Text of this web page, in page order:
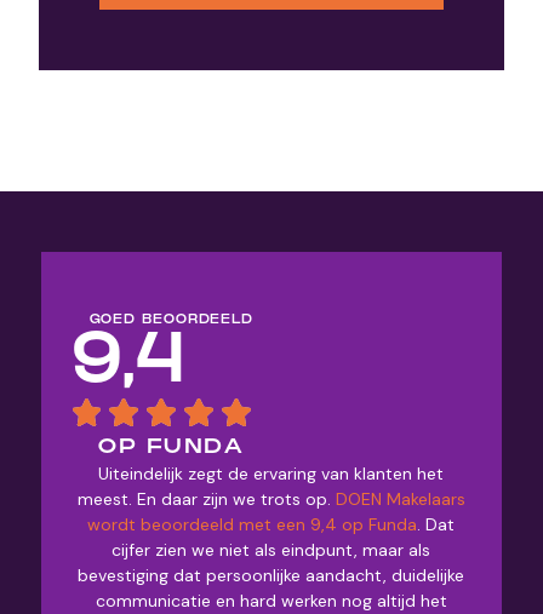
GOED BEOORDEELD
9,4
OP FUNDA
Uiteindelijk zegt de ervaring van klanten het
meest. En daar zijn we trots op. DOEN Makelaars
wordt beoordeeld met een 9,4 op Funda. Dat
cijfer zien we niet als eindpunt, maar als
bevestiging dat persoonlijke aandacht, duidelijke
communicatie en hard werken nog altijd het